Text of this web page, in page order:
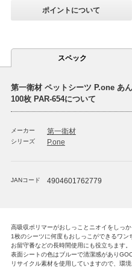
ポイントについて
スペック
第一衛材 ペットシーツ P.one あ
100枚 PAR-654について
メーカー 第一衛材
シリーズ P.one
JANコード 4904601762779
高吸収ポリマーがおしっことニオイをしっ
1枚のシーツに何度もおしっこができるワン
お留守番などの長時間使用にも役立ちます。
表面シートの色はブルーで清潔感があり
リサイクル素材を使用していますので、環